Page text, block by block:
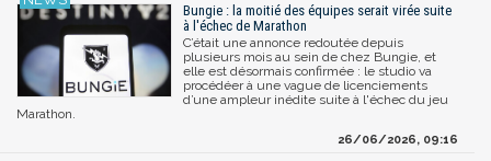
Bungie : la moitié des équipes serait virée suite
à l'échec de Marathon
C’était une annonce redoutée depuis
plusieurs mois au sein de chez Bungie, et
elle est désormais confirmée : le studio va
procédéer à une vague de licenciements
d’une ampleur inédite suite à l'échec du jeu
Marathon.
26/06/2026, 09:16